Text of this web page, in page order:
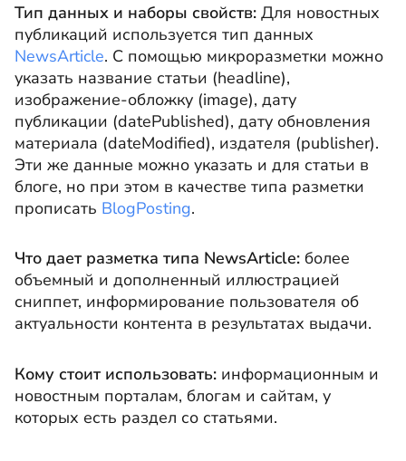
Тип данных и наборы свойств: Для новостных
публикаций используется тип данных
NewsArticle. С помощью микроразметки можно
указать название статьи (headline),
изображение-обложку (image), дату
публикации (datePublished), дату обновления
материала (dateModified), издателя (publisher).
Эти же данные можно указать и для статьи в
блоге, но при этом в качестве типа разметки
прописать BlogPosting.
Что дает разметка типа NewsArticle: более
объемный и дополненный иллюстрацией
сниппет, информирование пользователя об
актуальности контента в результатах выдачи.
Кому стоит использовать: информационным и
новостным порталам, блогам и сайтам, у
которых есть раздел со статьями.